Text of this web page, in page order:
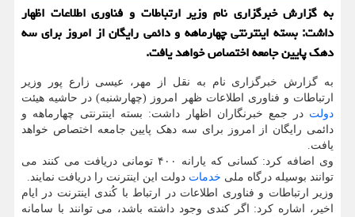
به گزارش خبرگزاری نام وزیر ارتباطات و فناوری اطلاعات اظهار
داشت: بسته اینترنتی چهارماهه و دائمی رایگان از امروز برای سه
دهک پایین جامعه اختصاص خواهد یافت.
به گزارش خبرگزاری نام به نقل از مهر، عیسی زارع پور وزیر
ارتباطات و فناوری اطلاعات ظهر امروز (چهارشنبه) در حاشیه هیئت
دولت در جمع خبرنگاران اظهار داشت: بسته اینترنتی چهارماهه و
دائمی رایگان از امروز برای سه دهک پایین جامعه اختصاص خواهد
یافت.
وی اضافه کرد: کسانی که یارانه ۴۰۰ تومانی دریافت می کنند می
توانند بوسیله درگاه ملی خدمات دولت این اینترنت را دریافت نمایند.
وزیر ارتباطات و فناوری اطلاعات در ارتباط با کُندی اینترنت در ایام
اخیر، اشاره کرد: اگر کندی وجود داشته باشد، می توانند با سامانه